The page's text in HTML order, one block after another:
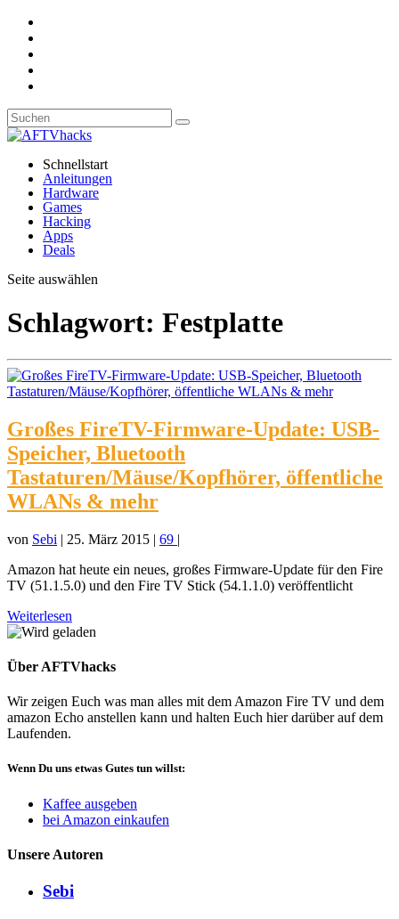
Schnellstart
Anleitungen
Hardware
Games
Hacking
Apps
Deals
Seite auswählen
Schlagwort: Festplatte
Großes FireTV-Firmware-Update: USB-
Speicher, Bluetooth
Tastaturen/Mäuse/Kopfhörer, öffentliche
WLANs & mehr
von Sebi | 25. März 2015 | 69 |
Amazon hat heute ein neues, großes Firmware-Update für den Fire
TV (51.1.5.0) und den Fire TV Stick (54.1.1.0) veröffentlicht
Weiterlesen
Über AFTVhacks
Wir zeigen Euch was man alles mit dem Amazon Fire TV und dem
amazon Echo anstellen kann und halten Euch hier darüber auf dem
Laufenden.
Wenn Du uns etwas Gutes tun willst:
Kaffee ausgeben
bei Amazon einkaufen
Unsere Autoren
Sebi